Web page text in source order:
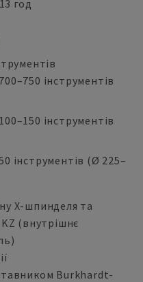
год
інструментів
інструментів
інструментів (Ø 225–
X-шпинделя та
(внутрішнє
Burkhardt-